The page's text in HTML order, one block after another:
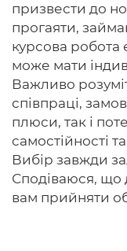
призвести до
прогаяти,
курсова робота
може мати
Важливо
співпраці,
плюси, так і
самостійності
Вибір завжди
Сподіваюся, що
вам прийняти